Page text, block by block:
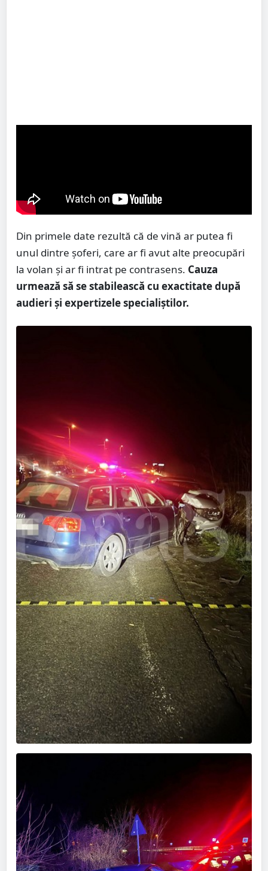
Din primele date rezultă că de vină ar putea fi
unul dintre șoferi, care ar fi avut alte preocupări
la volan și ar fi intrat pe contrasens. Cauza
urmează să se stabilească cu exactitate după
audieri și expertizele specialiștilor.